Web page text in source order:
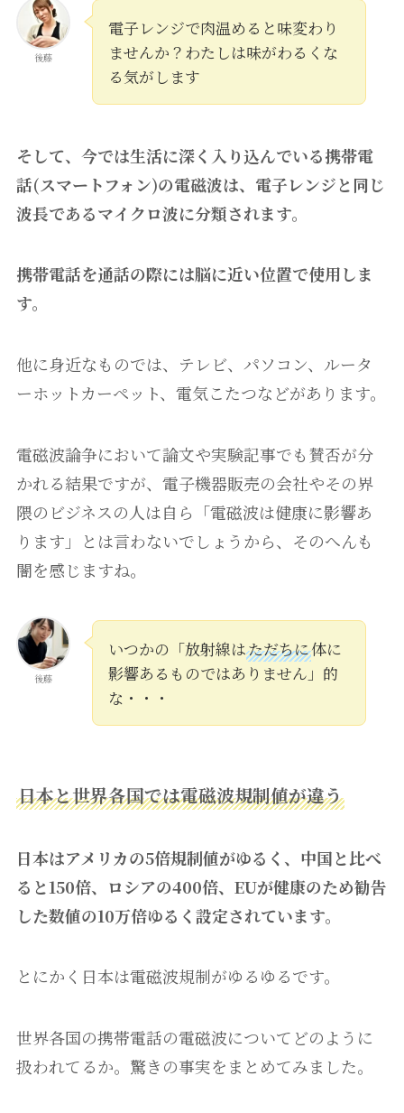
後藤
電子レンジで肉温めると味変わり
ませんか？わたしは味がわるくな
る気がします
そして、今では生活に深く入り込んでいる携帯電
話(スマートフォン)の電磁波は、電子レンジと同じ
波長であるマイクロ波に分類されます。
携帯電話を通話の際には脳に近い位置で使用しま
す。
他に身近なものでは、テレビ、パソコン、ルータ
ーホットカーペット、電気こたつなどがあります。
電磁波論争において論文や実験記事でも賛否が分
かれる結果ですが、電子機器販売の会社やその界
隈のビジネスの人は自ら「電磁波は健康に影響あ
ります」とは言わないでしょうから、そのへんも
闇を感じますね。
後藤
いつかの「放射線はただちに体に
影響あるものではありません」的
な・・・
日本と世界各国では電磁波規制値が違う
日本はアメリカの5倍規制値がゆるく、中国と比べ
ると150倍、ロシアの400倍、EUが健康のため勧告
した数値の10万倍ゆるく設定されています。
とにかく日本は電磁波規制がゆるゆるです。
世界各国の携帯電話の電磁波についてどのように
扱われてるか。驚きの事実をまとめてみました。